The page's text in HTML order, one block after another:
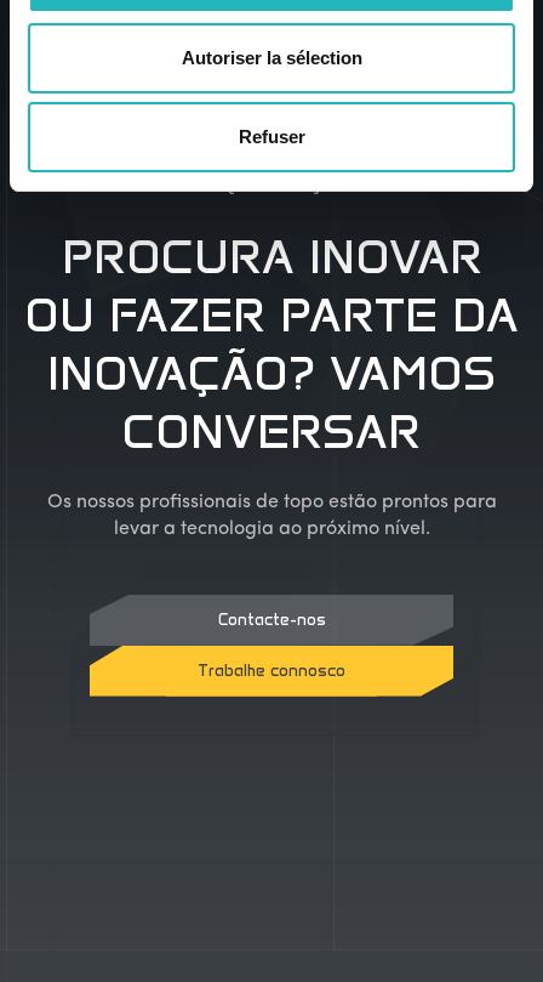
Autoriser la sélection
Refuser
PROCURA INOVAR
OU FAZER PARTE DA
INOVAÇÃO? VAMOS
CONVERSAR
Os nossos profissionais de topo estão prontos para
levar a tecnologia ao próximo nível.
Contacte-nos
Contacte-nos
Trabalhe connosco